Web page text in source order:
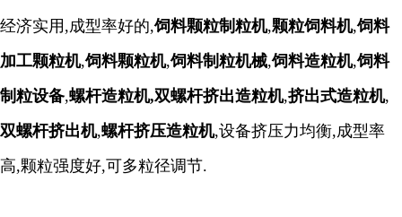
经济实用,成型率好的,饲料颗粒制粒机,颗粒饲料机,饲料
加工颗粒机,饲料颗粒机,饲料制粒机械,饲料造粒机,饲料
制粒设备,螺杆造粒机,双螺杆挤出造粒机,挤出式造粒机,
双螺杆挤出机,螺杆挤压造粒机,设备挤压力均衡,成型率
高,颗粒强度好,可多粒径调节.